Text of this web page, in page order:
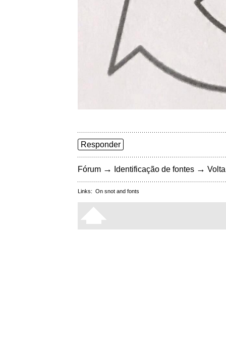
Responder
Fórum → Identificação de fontes →
Links: On snot and fonts